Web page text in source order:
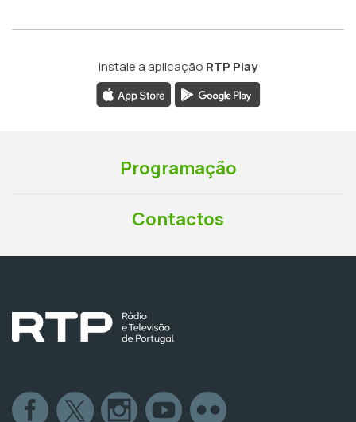
Instale a aplicação RTP Play
Programação
Contactos